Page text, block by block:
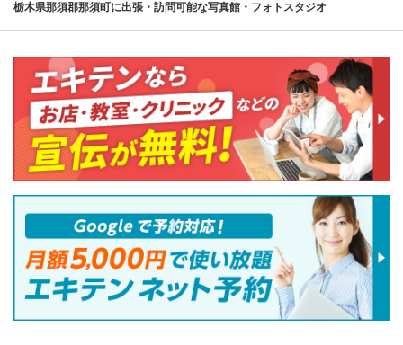
栃木県那須郡那須町に出張・訪問可能な写真館・フォトスタジオ